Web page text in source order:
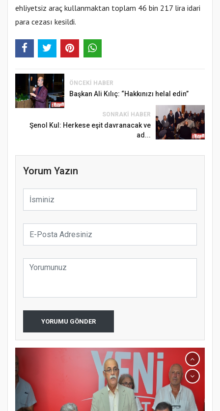
ehliyetsiz araç kullanmaktan toplam 46 bin 217 lira idari
para cezası kesildi.
ÖNCEKI HABER
Başkan Ali Kılıç: “Hakkınızı helal edin”
SONRAKI HABER
Şenol Kul: Herkese eşit davranacak ve
ad...
Yorum Yazın
YORUMU GÖNDER